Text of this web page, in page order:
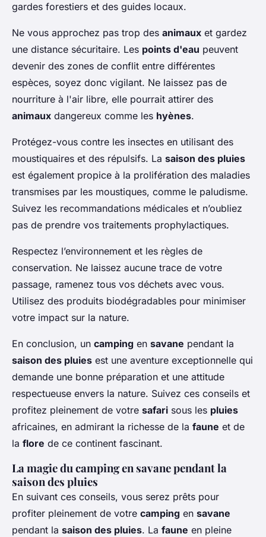
gardes forestiers et des guides locaux.
Ne vous approchez pas trop des animaux et gardez
une distance sécuritaire. Les points d'eau peuvent
devenir des zones de conflit entre différentes
espèces, soyez donc vigilant. Ne laissez pas de
nourriture à l'air libre, elle pourrait attirer des
animaux dangereux comme les hyènes.
Protégez-vous contre les insectes en utilisant des
moustiquaires et des répulsifs. La saison des pluies
est également propice à la prolifération des maladies
transmises par les moustiques, comme le paludisme.
Suivez les recommandations médicales et n’oubliez
pas de prendre vos traitements prophylactiques.
Respectez l’environnement et les règles de
conservation. Ne laissez aucune trace de votre
passage, ramenez tous vos déchets avec vous.
Utilisez des produits biodégradables pour minimiser
votre impact sur la nature.
En conclusion, un camping en savane pendant la
saison des pluies est une aventure exceptionnelle qui
demande une bonne préparation et une attitude
respectueuse envers la nature. Suivez ces conseils et
profitez pleinement de votre safari sous les pluies
africaines, en admirant la richesse de la faune et de
la flore de ce continent fascinant.
La magie du camping en savane pendant la
saison des pluies
En suivant ces conseils, vous serez prêts pour
profiter pleinement de votre camping en savane
pendant la saison des pluies. La faune en pleine